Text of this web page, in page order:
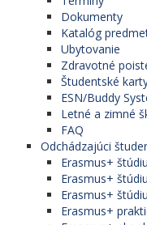
Dokumenty
Katalóg
Ubytovanie
Zdravotné
Študentské
ESN/Buddy
Letné a zimné
FAQ
Odchádzajúci
Erasmus+
Erasmus+
Erasmus+
Erasmus+